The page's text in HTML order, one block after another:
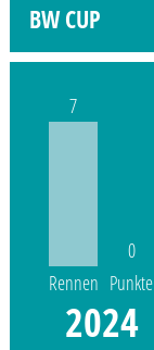
BW CUP
7
Rennen
0
Punkte
2024